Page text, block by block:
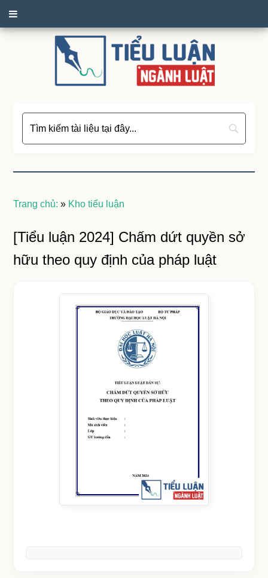
Trang chủ: » Kho tiểu luận
[Tiểu luận 2024] Chấm dứt quyền sở
hữu theo quy định của pháp luật